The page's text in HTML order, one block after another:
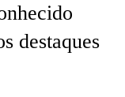
destaques